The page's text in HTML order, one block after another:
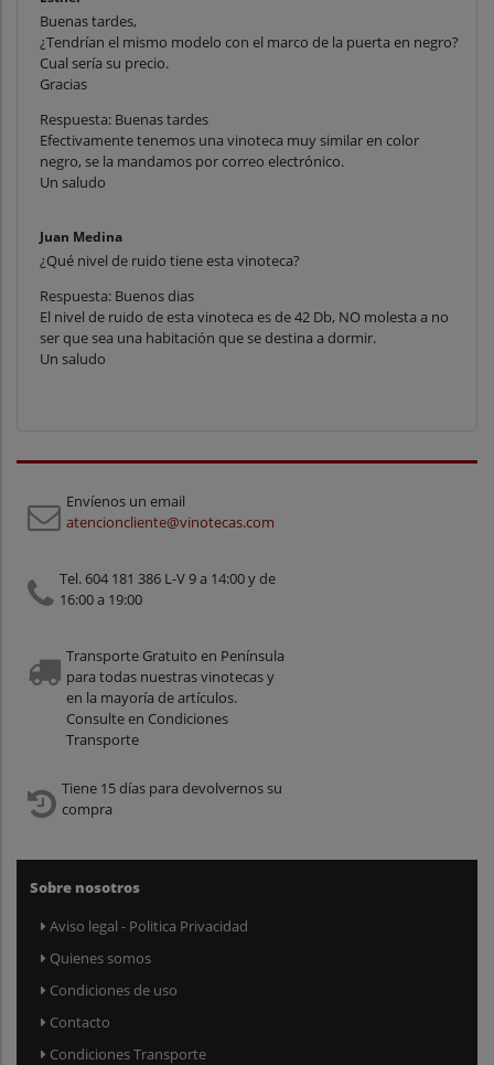
Buenas tardes,
¿Tendrían el mismo modelo con el marco de la puerta en negro?
Cual sería su precio.
Gracias
Respuesta: Buenas tardes
Efectivamente tenemos una vinoteca muy similar en color
negro, se la mandamos por correo electrónico.
Un saludo
Juan Medina
¿Qué nivel de ruido tiene esta vinoteca?
Respuesta: Buenos dias
El nivel de ruido de esta vinoteca es de 42 Db, NO molesta a no
ser que sea una habitación que se destina a dormir.
Un saludo
Envíenos un email
atencioncliente@vinotecas.com
Tel. 604 181 386 L-V 9 a 14:00 y de
16:00 a 19:00
Transporte Gratuito en Península
para todas nuestras vinotecas y
en la mayoría de artículos.
Consulte en Condiciones
Transporte
Tiene 15 días para devolvernos su
compra
Sobre nosotros
Aviso legal - Politica Privacidad
Quienes somos
Condiciones de uso
Contacto
Condiciones Transporte